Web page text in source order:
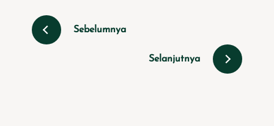
Sebelumnya
Selanjutnya